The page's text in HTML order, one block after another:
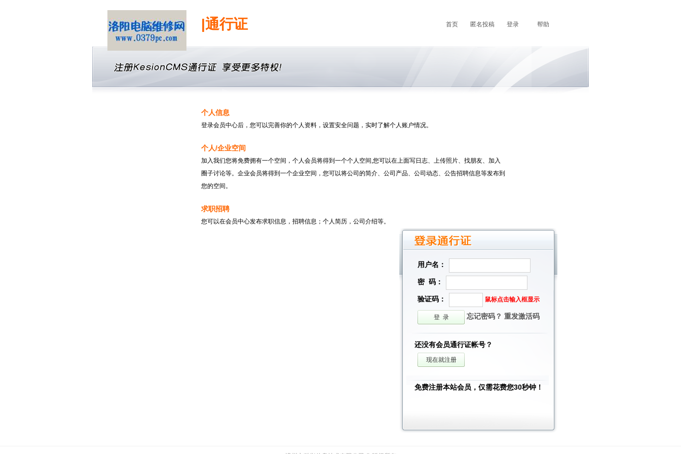
|通行证 首页 匿名投稿 登录 帮助
个人信息
登录会员中心后，您可以完善你的个人资料，设置安全问题，实时了解个人账户情况。
个人/企业空间
加入我们您将免费拥有一个空间，个人会员将得到一个个人空间,您可以在上面写日志、上传照片、找朋友、加入
圈子讨论等。企业会员将得到一个企业空间，您可以将公司的简介、公司产品、公司动态、公告招聘信息等发布到
您的空间。
求职招聘
您可以在会员中心发布求职信息，招聘信息；个人简历，公司介绍等。
用户名：
密 码：
验证码： 鼠标点击输入框显示
忘记密码？ 重发激活码
还没有会员通行证帐号？
免费注册本站会员，仅需花费您30秒钟！